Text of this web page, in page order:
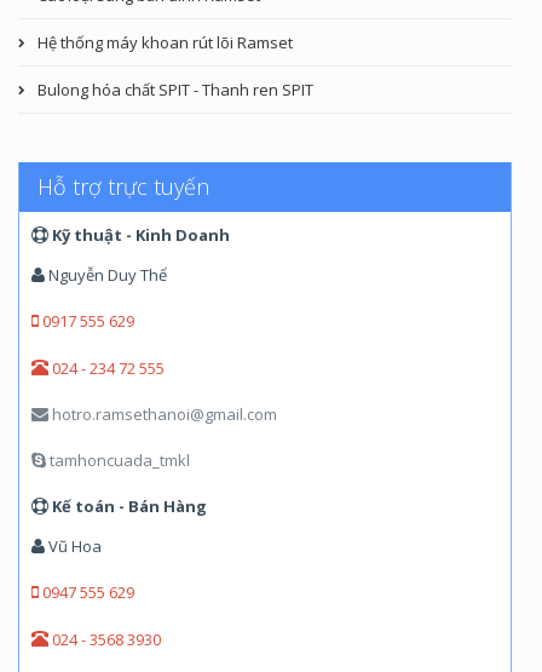
Hệ thống máy khoan rút lõi Ramset
Bulong hóa chất SPIT - Thanh ren SPIT
Hỗ trợ trực tuyến
Kỹ thuật - Kinh Doanh
Nguyễn Duy Thể
0917 555 629
024 - 234 72 555
hotro.ramsethanoi@gmail.com
tamhoncuada_tmkl
Kế toán - Bán Hàng
Vũ Hoa
0947 555 629
024 - 3568 3930